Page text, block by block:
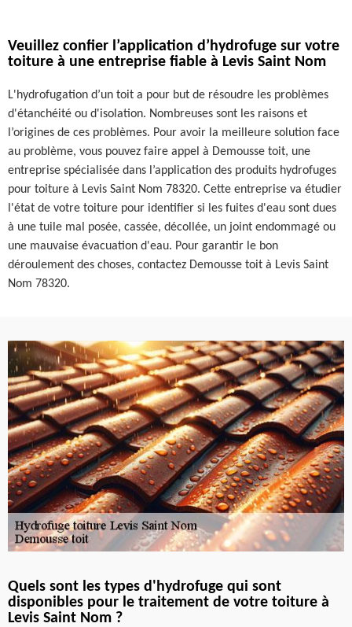
Veuillez confier l’application d’hydrofuge sur votre
toiture à une entreprise fiable à Levis Saint Nom
L'hydrofugation d’un toit a pour but de résoudre les problèmes
d'étanchéité ou d'isolation. Nombreuses sont les raisons et
l’origines de ces problèmes. Pour avoir la meilleure solution face
au problème, vous pouvez faire appel à Demousse toit, une
entreprise spécialisée dans l’application des produits hydrofuges
pour toiture à Levis Saint Nom 78320. Cette entreprise va étudier
l'état de votre toiture pour identifier si les fuites d'eau sont dues
à une tuile mal posée, cassée, décollée, un joint endommagé ou
une mauvaise évacuation d'eau. Pour garantir le bon
déroulement des choses, contactez Demousse toit à Levis Saint
Nom 78320.
Quels sont les types d'hydrofuge qui sont
disponibles pour le traitement de votre toiture à
Levis Saint Nom ?